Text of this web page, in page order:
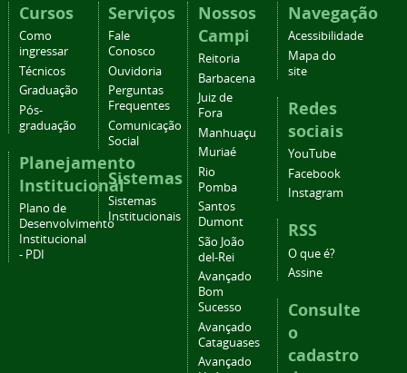
Cursos
Como
ingressar
Técnicos
Graduação
Pós-
graduação
Planejamento
Institucional
Plano de
Desenvolvimento
Institucional
- PDI
Serviços
Fale
Conosco
Ouvidoria
Perguntas
Frequentes
Comunicação
Social
Sistemas
Sistemas
Institucionais
Nossos
Campi
Reitoria
Barbacena
Juiz de
Fora
Manhuaçu
Muriaé
Rio
Pomba
Santos
Dumont
São João
del-Rei
Avançado
Bom
Sucesso
Avançado
Cataguases
Avançado
Navegação
Acessibilidade
Mapa do
site
Redes
sociais
YouTube
Facebook
Instagram
RSS
O que é?
Assine
Consulte
o
cadastro